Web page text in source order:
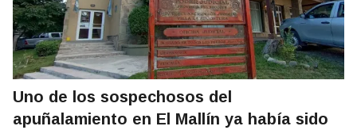
Uno de los sospechosos del
apuñalamiento en El Mallín ya había sido